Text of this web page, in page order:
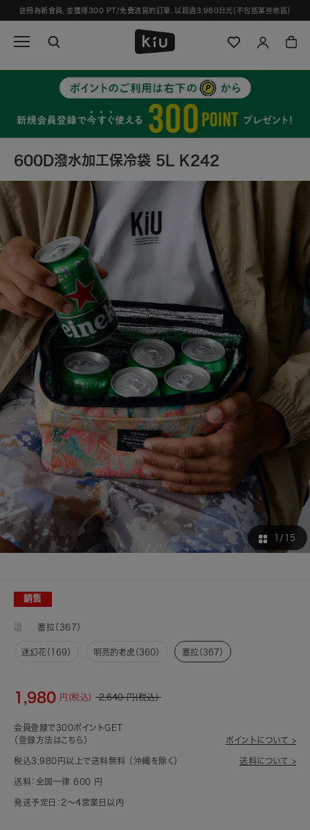
過
註冊為新會員，並獲得300 PT/免費送貨的訂單，以超過3,980日元（不包括某些地區）
600D潑水加工保冷袋 5L K242
/15
銷售
這 塞拉（367）
迷幻花（169） 明亮的老虎（360） 塞拉（367）
1,980 円(税込) 2,640 円(税込)
会員登録で300ポイントGET
（登録方法はこちら）
ポイントについて >
税込3,980円以上で送料無料 （沖縄を除く） 送料について >
送料：全国一律 600 円
発送予定日：2～4営業日以内